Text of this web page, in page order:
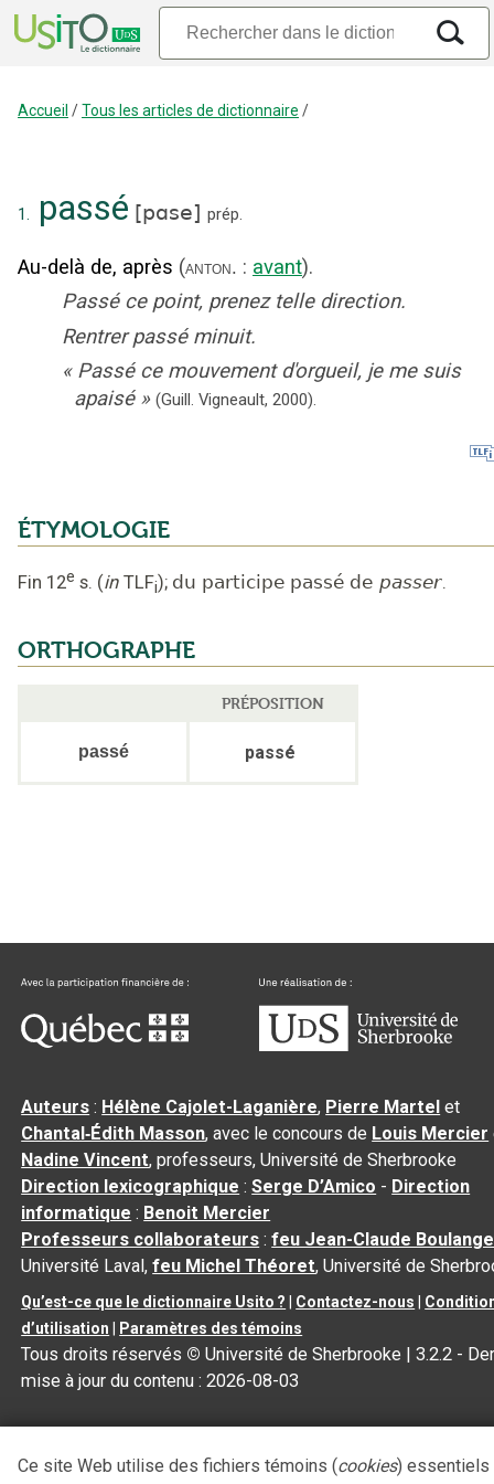
Accueil /Tous les articles de dictionnaire /
1. passé [pɑse] prép.
Au-delà de, après (anton. : avant).
Passé ce point, prenez telle direction.
Rentrer passé minuit.
« Passé ce mouvement d'orgueil, je me suis
apaisé » (Guill. Vigneault, 2000).
ÉTYMOLOGIE
Fin 12e s. (in TLFi); du participe passé de passer.
ORTHOGRAPHE
PRÉPOSITION
passé passé
Auteurs : Hélène Cajolet-Laganière, Pierre Martel et
Chantal‑Édith Masson, avec le concours de Louis Mercier
Nadine Vincent, professeurs, Université de Sherbrooke
Direction lexicographique :Serge D’Amico - Direction
informatique : Benoit Mercier
Professeurs collaborateurs :feu Jean-Claude
Université Laval,feu Michel Théoret, Université de
Qu’est-ce que le dictionnaire Usito ? | Contactez-nous |
d’utilisation | Paramètres des témoins
Tous droits réservés © Université de Sherbrooke |3.2.2 -
mise à jour du contenu :2026-08-03
Ce site Web utilise des fichiers témoins (cookies) essentiels